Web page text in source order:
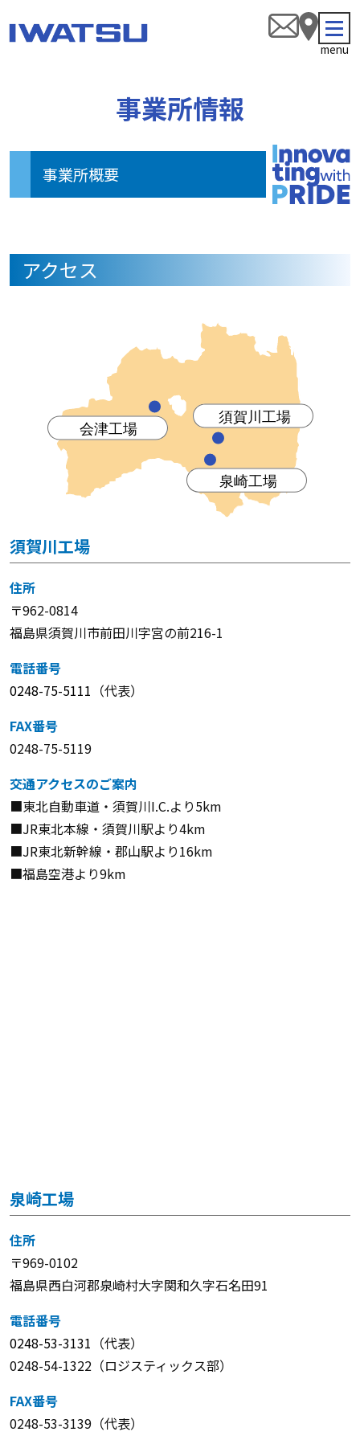
menu
事業所情報
事業所概要
アクセス
須賀川工場
住所
〒962-0814
福島県須賀川市前田川字宮の前216-1
電話番号
0248-75-5111 （代表）
FAX番号
0248-75-5119
交通アクセスのご案内
■東北自動車道・須賀川I.C.より5km
■JR東北本線・須賀川駅より4km
■JR東北新幹線・郡山駅より16km
■福島空港より9km
泉崎工場
住所
〒969-0102
福島県西白河郡泉崎村大字関和久字石名田91
電話番号
0248-53-3131 （代表）
0248-54-1322（ロジスティックス部）
FAX番号
0248-53-3139（代表）